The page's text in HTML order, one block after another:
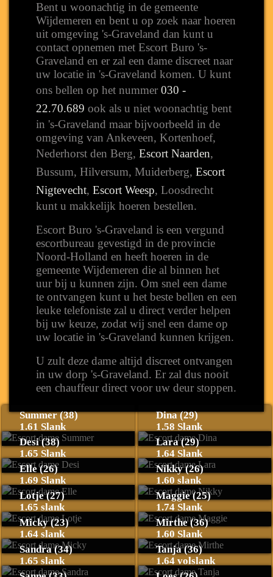
Bent u woonachtig in de gemeente
Wijdemeren en bent u op zoek naar hoeren
uit omgeving 's-Graveland dan kunt u
contact opnemen met Escort Buro 's-
Graveland en er zal een dame discreet naar
uw locatie in 's-Graveland komen. U kunt
ons bellen op het nummer 030 -
22.70.689 ook als u niet woonachtig bent
in 's-Graveland maar bijvoorbeeld in de
omgeving van Ankeveen, Kortenhoef,
Nederhorst den Berg, Escort Naarden,
Bussum, Hilversum, Muiderberg, Escort
Nigtevecht, Escort Weesp, Loosdrecht
kunt u makkelijk hoeren bestellen.
Escort Buro 's-Graveland is een vergund
escortbureau gevestigd in de provincie
Noord-Holland en heeft hoeren in de
gemeente Wijdemeren die al binnen het
uur bij u kunnen zijn. Om snel een dame
te ontvangen kunt u het beste bellen en een
leuke telefoniste zal u direct verder helpen
bij uw keuze, zodat wij snel een dame op
uw locatie in 's-Graveland kunnen krijgen.
U zult deze dame altijd discreet ontvangen
in uw dorp 's-Graveland. Er zal dus nooit
een chauffeur direct voor uw deur stoppen.
Summer (38)
1.61 Slank
Dina (29)
1.58 Slank
Desi (38)
1.65 Slank
Lara (29)
1.64 Slank
Elle (26)
1.69 Slank
Nikky (26)
1.60 slank
Lotje (27)
1.65 slank
Maggie (25)
1.74 Slank
Micky (23)
1.64 slank
Mirthe (36)
1.60 Slank
Sandra (34)
1.65 slank
Tanja (36)
1.64 volslank